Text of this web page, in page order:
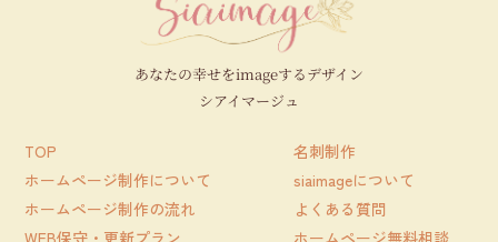
あなたの幸せをimageするデザイン
シアイマージュ
TOP
ホームページ制作について
ホームページ制作の流れ
名刺制作
siaimageについて
よくある質問